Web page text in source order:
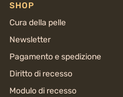
SHOP
Cura della pelle
Newsletter
Pagamento e spedizione
Diritto di recesso
Modulo di recesso